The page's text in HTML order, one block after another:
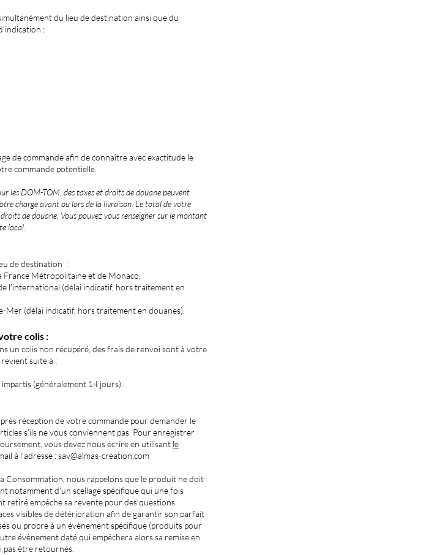
du lieu de destination ainsi que du
:
de commande afin de connaître avec exactitude le
commande potentielle.
les DOM-TOM, des taxes et droits de douane peuvent
charge avant ou lors de la livraison. Le total de votre
de douane. Vous pouvez vous renseigner sur le montant
local.
de destination :
France Métropolitaine et de Monaco,
l'international (délai indicatif, hors traitement en
Mer (délai indicatif, hors traitement en douanes).
colis :
un colis non récupéré, des frais de renvoi sont à votre
suite à :
(généralement 14 jours).
réception de votre commande pour demander le
s’ils ne vous conviennent pas. Pour enregistrer
vous devez nous écrire en utilisant le
à l'adresse :sav@almas-creation.com
Consommation, nous rappelons que le produit ne doit
notamment d'un scellage spécifique qui une fois
retiré empêche sa revente pour des questions
visibles de détérioration afin de garantir son parfait
ou propre à un évènement spécifique (produits pour
évènement daté qui empêchera alors sa remise en
pas être retournés.